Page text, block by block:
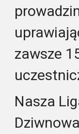
zawsze
Nasza